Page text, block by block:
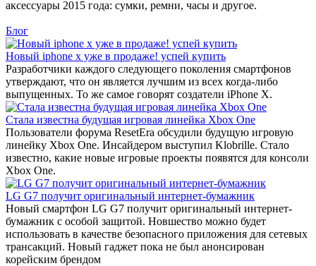
аксессуары 2015 года: сумки, ремни, часы и другое.
Блог
Новый iphone x уже в продаже! успей купить
Разработчики каждого следующего поколения смартфонов
утверждают, что он является лучшим из всех когда-либо
выпущенных. То же самое говорят создатели iPhone X.
Стала известна будущая игровая линейка Xbox One
Пользователи форума ResetEra обсудили будущую игровую
линейку Xbox One. Инсайдером выступил Klobrille. Стало
известно, какие новые игровые проекты появятся для консоли
Xbox One.
LG G7 получит оригинальный интернет-бумажник
Новый смартфон LG G7 получит оригинальный интернет-
бумажник с особой защитой. Новшество можно будет
использовать в качестве безопасного приложения для сетевых
трансакций. Новый гаджет пока не был анонсирован
корейским брендом